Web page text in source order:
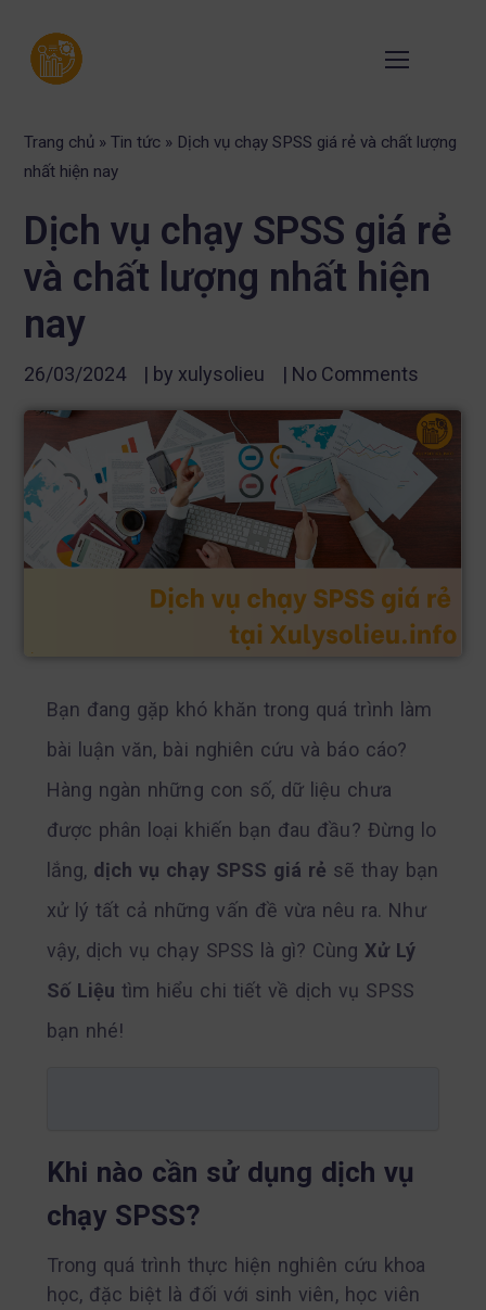
Trang chủ »Tin tức » Dịch vụ chạy SPSS giá rẻ và chất lượng
nhất hiện nay
Dịch vụ chạy SPSS giá rẻ
và chất lượng nhất hiện
nay
26/03/2024 | by xulysolieu | No Comments
Bạn đang gặp khó khăn trong quá trình làm
bài luận văn, bài nghiên cứu và báo cáo?
Hàng ngàn những con số, dữ liệu chưa
được phân loại khiến bạn đau đầu? Đừng lo
lắng, dịch vụ chạy SPSS giá rẻ sẽ thay bạn
xử lý tất cả những vấn đề vừa nêu ra. Như
vậy, dịch vụ chạy SPSS là gì? Cùng Xử Lý
Số Liệu tìm hiểu chi tiết về dịch vụ SPSS
bạn nhé!
Khi nào cần sử dụng dịch vụ
chạy SPSS?
Trong quá trình thực hiện nghiên cứu khoa
học, đặc biệt là đối với sinh viên, học viên